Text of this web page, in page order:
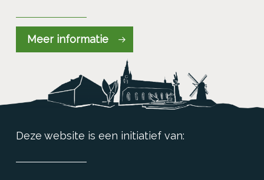
Meer informatie
Deze website is een initiatief van: